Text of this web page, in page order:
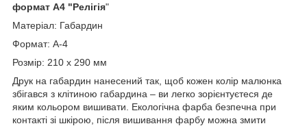
формат А4 "Релігія"
Матеріал: Габардин
Формат: А-4
Розмір: 210 х 290 мм
Друк на габардин нанесений так, щоб кожен колір малюнка
збігався з клітиною габардина – ви легко зорієнтуєтеся де
яким кольором вишивати. Екологічна фарба безпечна при
контакті зі шкірою, після вишивання фарбу можна змити